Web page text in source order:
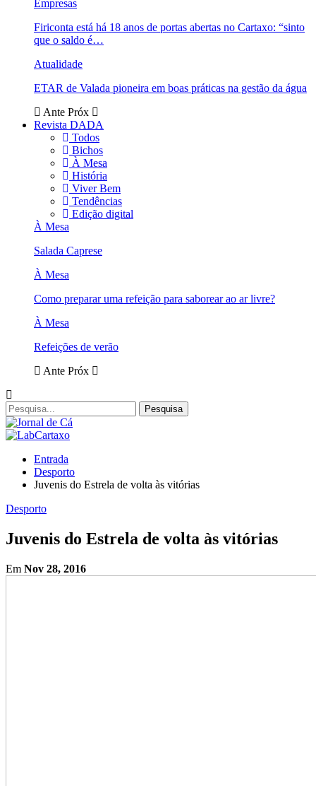
Empresas
Firiconta está há 18 anos de portas abertas no Cartaxo: “sinto
que o saldo é…
Atualidade
ETAR de Valada pioneira em boas práticas na gestão da água
Ante Próx
Revista DADA
Todos
Bichos
À Mesa
História
Viver Bem
Tendências
Edição digital
À Mesa
Salada Caprese
À Mesa
Como preparar uma refeição para saborear ao ar livre?
À Mesa
Refeições de verão
Ante Próx
Entrada
Desporto
Juvenis do Estrela de volta às vitórias
Desporto
Juvenis do Estrela de volta às vitórias
Em Nov 28, 2016